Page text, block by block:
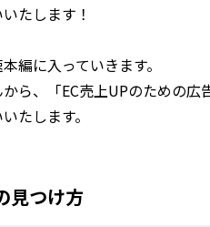
たします！
編に入っていきます。
ら、「EC売上UPのための広
たします。
見つけ方